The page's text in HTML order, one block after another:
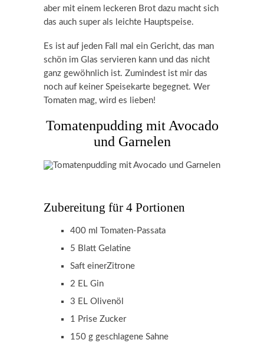
aber mit einem leckeren Brot dazu macht sich
das auch super als leichte Hauptspeise.
Es ist auf jeden Fall mal ein Gericht, das man
schön im Glas servieren kann und das nicht
ganz gewöhnlich ist. Zumindest ist mir das
noch auf keiner Speisekarte begegnet. Wer
Tomaten mag, wird es lieben!
Tomatenpudding mit Avocado
und Garnelen
Zubereitung für 4 Portionen
400 ml Tomaten-Passata
5 Blatt Gelatine
Saft einerZitrone
2 EL Gin
3 EL Olivenöl
1 Prise Zucker
150 g geschlagene Sahne